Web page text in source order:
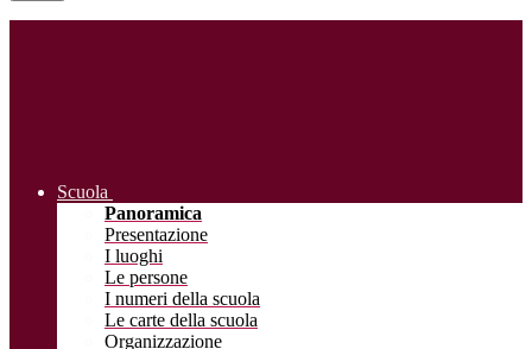
Scuola
Panoramica
Presentazione
I luoghi
Le persone
I numeri della scuola
Le carte della scuola
Organizzazione